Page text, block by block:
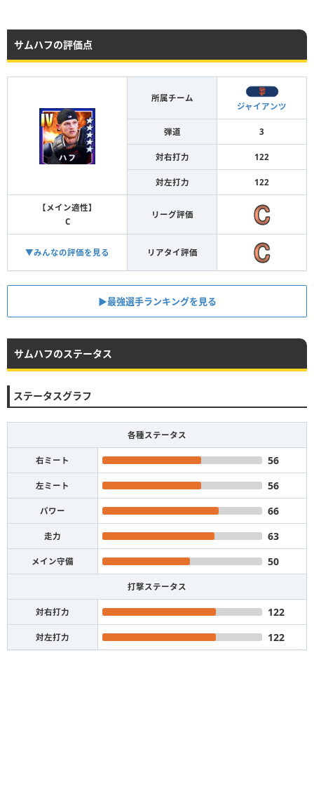
サムハフの評価点
所属チーム
ジャイアンツ
弾道 3
対右打力 122
対左打力 122
【メイン適性】
C
リーグ評価
▼みんなの評価を見る リアタイ評価
▶︎最強選手ランキングを見る
サムハフのステータス
ステータスグラフ
各種ステータス
右ミート 56
左ミート 56
パワー 66
走力 63
メイン守備 50
打撃ステータス
対右打力 122
対左打力 122